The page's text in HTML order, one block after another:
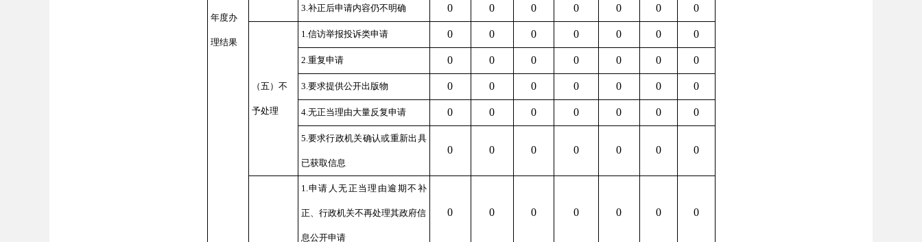
年度办
理结果
3.补正后申请内容仍不明确 0 0 0 0 0 0 0
（五）不
予处理
1.信访举报投诉类申请 0 0 0 0 0 0 0
2.重复申请 0 0 0 0 0 0 0
3.要求提供公开出版物 0 0 0 0 0 0 0
4.无正当理由大量反复申请 0 0 0 0 0 0 0
5.要求行政机关确认或重新出具
已获取信息
0 0 0 0 0 0 0
1.申请人无正当理由逾期不补
正、行政机关不再处理其政府信
息公开申请
0 0 0 0 0 0 0